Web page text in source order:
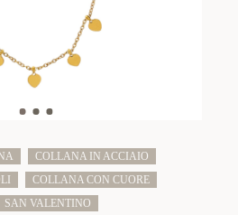
COLLANA IN ACCIAIO
COLLANA CON CUORE
SAN VALENTINO